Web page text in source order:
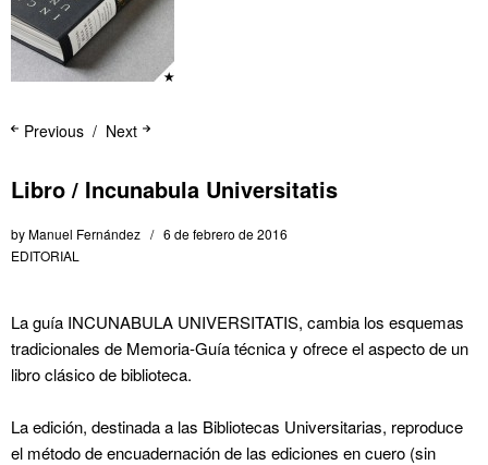
Next
Previous
Libro / Incunabula Universitatis
byManuel Fernández
6 de febrero de 2016
EDITORIAL
La guía INCUNABULA UNIVERSITATIS, cambia los esquemas
tradicionales de Memoria-Guía técnica y ofrece el aspecto de un
libro clásico de biblioteca.
La edición, destinada a las Bibliotecas Universitarias, reproduce
el método de encuadernación de las ediciones en cuero (sin